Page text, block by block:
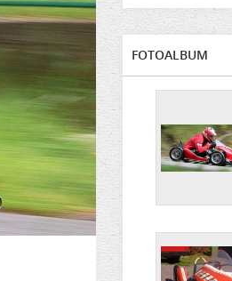
FOTOALBUM